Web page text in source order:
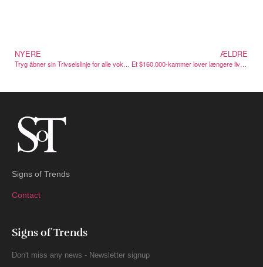
NYERE
Tryg åbner sin Trivselslinje for alle voksne danskere i juni
ÆLDRE
Et $160.000-kammer lover længere liv på 30 minutter
Signs of Trends
Contact
Signs of Trends
Don't miss any news - Newsletter signup